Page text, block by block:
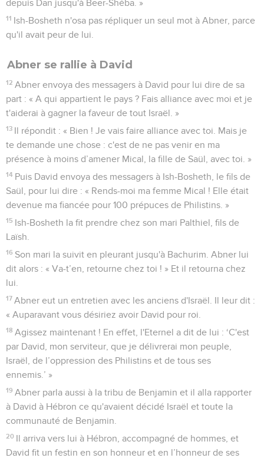
depuis Dan jusqu'à Beer-Shéba. »
11 Ish-Bosheth n'osa pas répliquer un seul mot à Abner, parce
qu'il avait peur de lui.
Abner se rallie à David
12 Abner envoya des messagers à David pour lui dire de sa
part : « A qui appartient le pays ? Fais alliance avec moi et je
t'aiderai à gagner la faveur de tout Israël. »
13 Il répondit : « Bien ! Je vais faire alliance avec toi. Mais je
te demande une chose : c'est de ne pas venir en ma
présence à moins d’amener Mical, la fille de Saül, avec toi. »
14 Puis David envoya des messagers à Ish-Bosheth, le fils de
Saül, pour lui dire : « Rends-moi ma femme Mical ! Elle était
devenue ma fiancée pour 100 prépuces de Philistins. »
15 Ish-Bosheth la fit prendre chez son mari Palthiel, fils de
Laïsh.
16 Son mari la suivit en pleurant jusqu'à Bachurim. Abner lui
dit alors : « Va-t’en, retourne chez toi ! » Et il retourna chez
lui.
17 Abner eut un entretien avec les anciens d'Israël. Il leur dit :
« Auparavant vous désiriez avoir David pour roi.
18 Agissez maintenant ! En effet, l'Eternel a dit de lui : ‘C'est
par David, mon serviteur, que je délivrerai mon peuple,
Israël, de l’oppression des Philistins et de tous ses
ennemis.’ »
19 Abner parla aussi à la tribu de Benjamin et il alla rapporter
à David à Hébron ce qu'avaient décidé Israël et toute la
communauté de Benjamin.
20 Il arriva vers lui à Hébron, accompagné de hommes, et
David fit un festin en son honneur et en l’honneur de ses